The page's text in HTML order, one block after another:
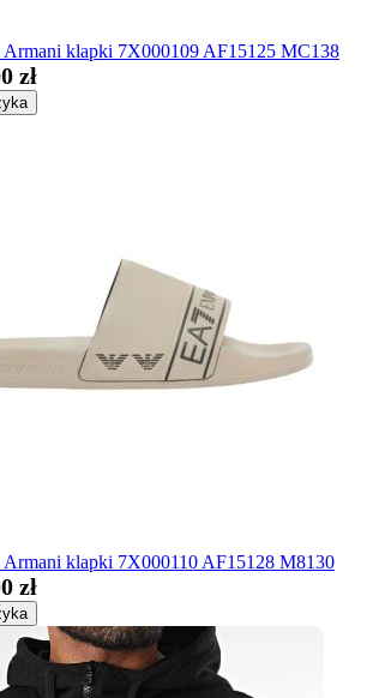
klapki 7X000109 AF15125 MC138
zł
klapki 7X000110 AF15128 M8130
zł